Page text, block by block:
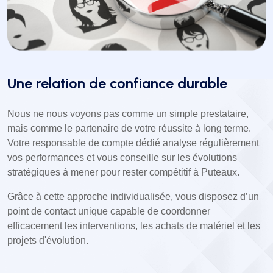
Une relation de confiance durable
Nous ne nous voyons pas comme un simple prestataire,
mais comme le partenaire de votre réussite à long terme.
Votre responsable de compte dédié analyse régulièrement
vos performances et vous conseille sur les évolutions
stratégiques à mener pour rester compétitif à Puteaux.
Grâce à cette approche individualisée, vous disposez d’un
point de contact unique capable de coordonner
efficacement les interventions, les achats de matériel et les
projets d'évolution.